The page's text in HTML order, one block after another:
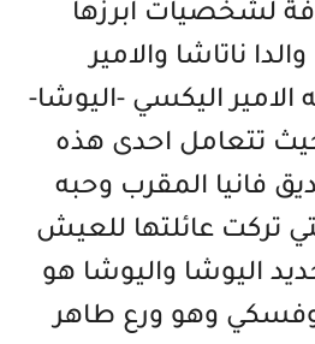
لشخصيات ابرزها
ناتاشا والامير
الامير اليكسي -اليوشا-
حيث تتعامل احدى هذه
فانيا المقرب وحبه
تركت عائلتها للعيش
اليوشا واليوشا هو
وهو ورع طاهر